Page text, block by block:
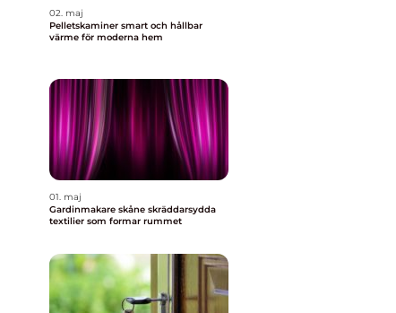
02. maj
Pelletskaminer smart och hållbar
värme för moderna hem
01. maj
Gardinmakare skåne skräddarsydda
textilier som formar rummet